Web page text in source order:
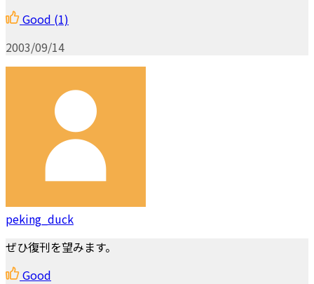
Good (1)
2003/09/14
peking_duck
ぜひ復刊を望みます。
Good